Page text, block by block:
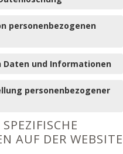
personenbezogenen
Daten und Informationen
personenbezogener
AUF DER WEBSITE